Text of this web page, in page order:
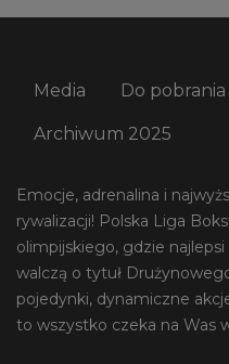
Media Do pobrania
Archiwum 2025
Emocje, adrenalina i
rywalizacji! Polska Liga
olimpijskiego, gdzie
walczą o tytuł
pojedynki, dynamiczne
to wszystko czeka na Was